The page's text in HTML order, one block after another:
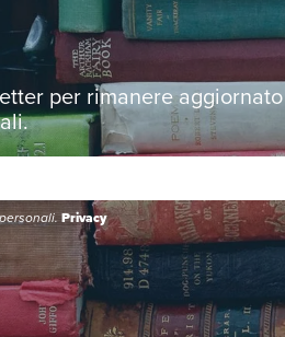
per rimanere
Privacy